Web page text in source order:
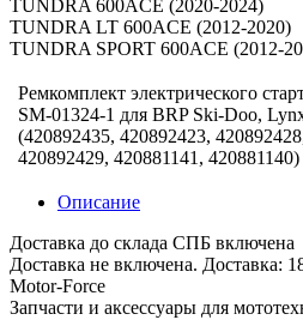
TUNDRA 600ACE (2020-2024)
TUNDRA LT 600ACE (2012-2020)
TUNDRA SPORT 600ACE (2012-
Ремкомплект электрического
SM-01324-1 для BRP Ski-Doo,
(420892435, 420892423,
420892429, 420881141, 420881140)
Описание
Доставка до склада СПБ включена
Доставка не включена. Доставка:
Motor-Force
Запчасти и аксессуары для